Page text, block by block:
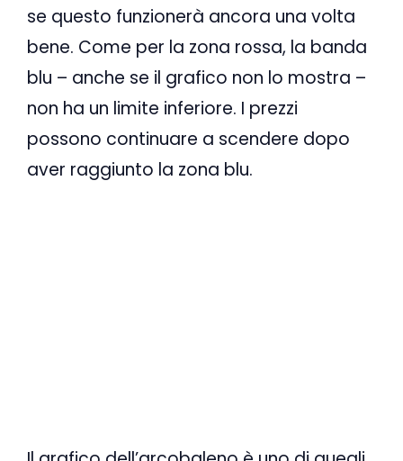
se questo funzionerà ancora una volta
bene. Come per la zona rossa, la banda
blu – anche se il grafico non lo mostra –
non ha un limite inferiore. I prezzi
possono continuare a scendere dopo
aver raggiunto la zona blu.